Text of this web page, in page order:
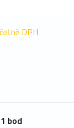
DPH
1 bod